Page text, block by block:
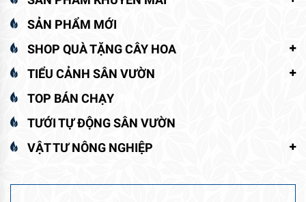
SẢN PHẨM MỚI
SHOP QUÀ TẶNG CÂY HOA
TIỂU CẢNH SÂN VƯỜN
TOP BÁN CHẠY
TƯỚI TỰ ĐỘNG SÂN VƯỜN
VẬT TƯ NÔNG NGHIỆP